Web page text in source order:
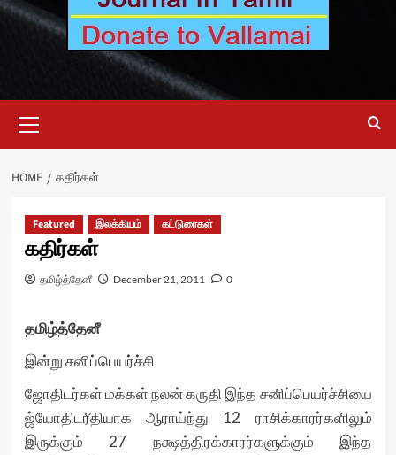
Menu
HOME கதிர்கள்
Featured இலக்கியம் கட்டுரைகள்
கதிர்கள்
தமிழ்த்தேனீ December 21, 2011 0
தமிழ்த்தேனீ
இன்று சனிப்பெயர்ச்சி
ஜோதிடர்கள் மக்கள் நலன் கருதி இந்த சனிப்பெயர்ச்சியை
ஜ்யோதிடரீதியாக ஆராய்ந்து 12 ராசிக்காரர்களிலும்
இருக்கும் 27 நக்ஷத்திரக்காரர்களுக்கும் இந்த